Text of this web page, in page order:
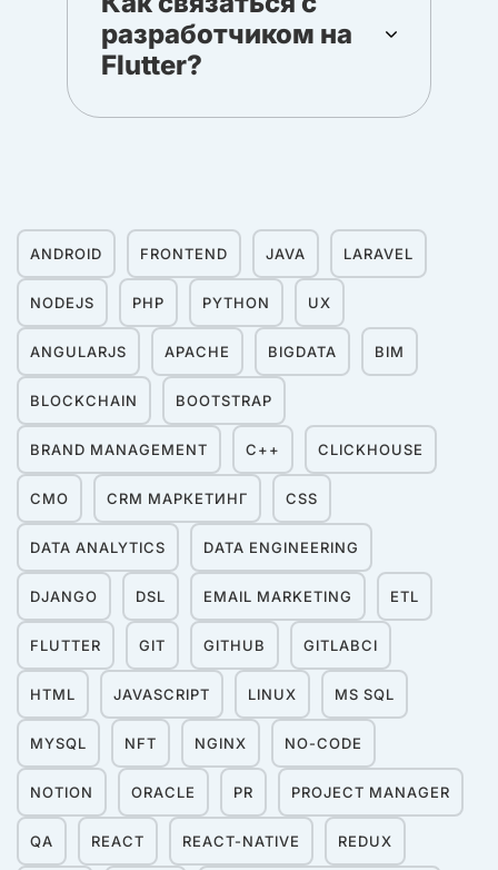
разработчиком на
Flutter?
ANDROID FRONTEND JAVA LARAVEL
NODEJS PHP PYTHON UX
ANGULARJS APACHE BIGDATA BIM
BLOCKCHAIN BOOTSTRAP
BRAND MANAGEMENT C++ CLICKHOUSE
CMO CRM МАРКЕТИНГ CSS
DATA ANALYTICS DATA ENGINEERING
DJANGO DSL EMAIL MARKETING ETL
FLUTTER GIT GITHUB GITLABCI
HTML JAVASCRIPT LINUX MS SQL
MYSQL NFT NGINX NO-CODE
NOTION ORACLE PR PROJECT MANAGER
QA REACT REACT-NATIVE REDUX